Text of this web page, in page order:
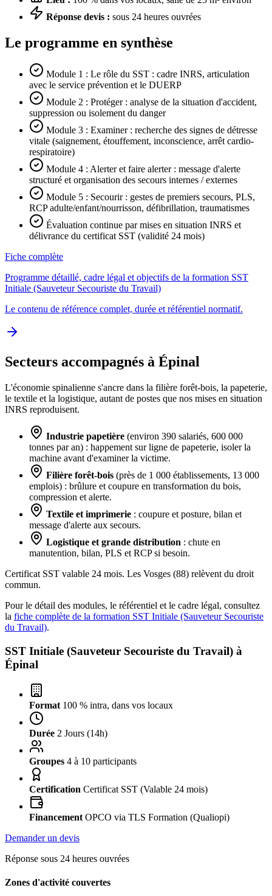
Réponse devis : sous 24 heures ouvrées
Le programme en synthèse
Module 1 : Le rôle du SST : cadre INRS, articulation
avec le service prévention et le DUERP
Module 2 : Protéger : analyse de la situation d'accident,
suppression ou isolement du danger
Module 3 : Examiner : recherche des signes de détresse
vitale (saignement, étouffement, inconscience, arrêt cardio-
respiratoire)
Module 4 : Alerter et faire alerter : message d'alerte
structuré et organisation des secours internes / externes
Module 5 : Secourir : gestes de premiers secours, PLS,
RCP adulte/enfant/nourrisson, défibrillation, traumatismes
Évaluation continue par mises en situation INRS et
délivrance du certificat SST (validité 24 mois)
Fiche complète
Programme détaillé, cadre légal et objectifs de la formation SST
Initiale (Sauveteur Secouriste du Travail)
Le contenu de référence complet, durée et référentiel normatif.
Secteurs accompagnés à Épinal
L'économie spinalienne s'ancre dans la filière forêt-bois, la papeterie,
le textile et la logistique, autant de postes que nos mises en situation
INRS reproduisent.
Industrie papetière (environ 390 salariés, 600 000
tonnes par an) : happement sur ligne de papeterie, isoler la
machine avant d'examiner la victime.
Filière forêt-bois (près de 1 000 établissements, 13 000
emplois) : brûlure et coupure en transformation du bois,
compression et alerte.
Textile et imprimerie : coupure et posture, bilan et
message d'alerte aux secours.
Logistique et grande distribution : chute en
manutention, bilan, PLS et RCP si besoin.
Certificat SST valable 24 mois. Les Vosges (88) relèvent du droit
commun.
Pour le détail des modules, le référentiel et le cadre légal, consultez
la fiche complète de la formation SST Initiale (Sauveteur Secouriste
du Travail).
SST Initiale (Sauveteur Secouriste du Travail) à
Épinal
Format 100 % intra, dans vos locaux
Durée 2 Jours (14h)
Groupes 4 à 10 participants
Certification Certificat SST (Valable 24 mois)
Financement OPCO via TLS Formation (Qualiopi)
Demander un devis
Réponse sous 24 heures ouvrées
Zones d'activité couvertes